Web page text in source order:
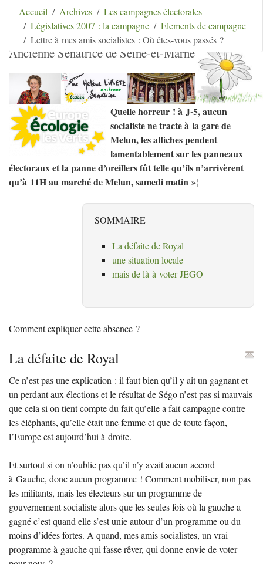
Aller au contenu | Aller au menu
Aller au menu
secondaire | Aller à la recherche
Hélène Lipietz
Ancienne Sénatrice de Seine-et-Marne
Accueil Archives
Les campagnes électorales
Législatives 2007 : la campagne
Elements de campagne
Lettre à mes amis socialistes : Où êtes-vous passés ?
Quelle horreur ! à J-5, aucun
socialiste ne tracte à la gare de
Melun, les affiches pendent
lamentablement sur les panneaux
électoraux et la panne d’oreillers fût telle qu’ils n’arrivèrent
qu’à 11H au marché de Melun, samedi matin »¦
SOMMAIRE
La défaite de Royal
une situation locale
mais de là à voterJEGO
Comment expliquer cette absence ?
La défaite de Royal
Ce n’est pas une explication : il faut bien qu’il y ait un gagnant et
un perdant aux élections et le résultat de Ségo n’est pas si mauvais
que cela si on tient compte du fait qu’elle a fait campagne contre
les éléphants, qu’elle était une femme et que de toute façon,
l’Europe est aujourd’hui à droite.
Et surtout si on n’oublie pas qu’il n’y avait aucun accord
à Gauche, donc aucun programme ! Comment mobiliser, non pas
les militants, mais les électeurs sur un programme de
gouvernement socialiste alors que les seules fois où la gauche a
gagné c’est quand elle s’est unie autour d’un programme ou du
moins d’idées fortes. A quand, mes amis socialistes, un vrai
programme à gauche qui fasse rêver, qui donne envie de voter